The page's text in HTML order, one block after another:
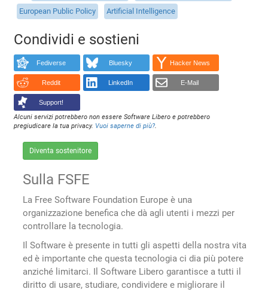
European Public Policy
Artificial Intelligence
Condividi e sostieni
Fediverse Bluesky Hacker News
Reddit LinkedIn E-Mail
Support!
Alcuni servizi potrebbero non essere Software Libero e potrebbero
pregiudicare la tua privacy. Vuoi saperne di più?.
Diventa sostenitore
Sulla FSFE
La Free Software Foundation Europe è una
organizzazione benefica che dà agli utenti i mezzi per
controllare la tecnologia.
Il Software è presente in tutti gli aspetti della nostra vita
ed è importante che questa tecnologia ci dia più potere
anziché limitarci. Il Software Libero garantisce a tutti il
diritto di usare, studiare, condividere e migliorare il